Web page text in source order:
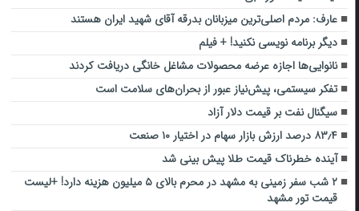
عارف: مردم اصلی‌ترین میزبانان بدرقه آقای شهید ایران هستند
دیگر برنامه نویسی نکنید! + فیلم
نانوایی‌ها اجازه عرضه محصولات مشاغل خانگی دریافت کردند
تفکر سیستمی، پیش‌نیاز عبور از بحران‌های سلامت است
سیگنال نفت بر قیمت دلار آزاد
۸۳٫۴ درصد ارزش بازار سهام در اختیار ۱۰ صنعت
آینده خطرناک قیمت طلا پیش بینی شد
۲ شب سفر زمینی به مشهد در محرم بالای ۵ میلیون هزینه دارد! +لیست
قیمت تور مشهد